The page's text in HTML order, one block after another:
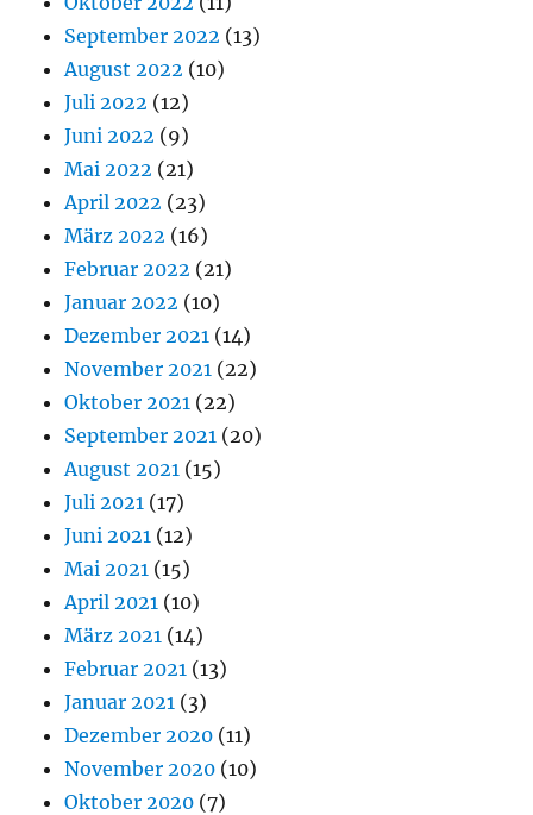
September 2022 (13)
August 2022 (10)
Juli 2022 (12)
Juni 2022 (9)
Mai 2022 (21)
April 2022 (23)
März 2022 (16)
Februar 2022 (21)
Januar 2022 (10)
Dezember 2021 (14)
November 2021 (22)
Oktober 2021 (22)
September 2021 (20)
August 2021 (15)
Juli 2021 (17)
Juni 2021 (12)
Mai 2021 (15)
April 2021 (10)
März 2021 (14)
Februar 2021 (13)
Januar 2021 (3)
Dezember 2020 (11)
November 2020 (10)
Oktober 2020 (7)